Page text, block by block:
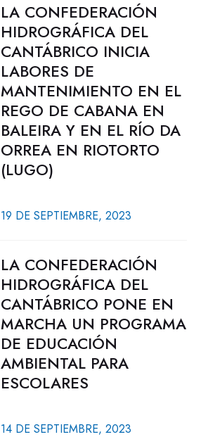
LA CONFEDERACIÓN
HIDROGRÁFICA DEL
CANTÁBRICO INICIA
LABORES DE
MANTENIMIENTO EN EL
REGO DE CABANA EN
BALEIRA Y EN EL RÍO DA
ORREA EN RIOTORTO
(LUGO)
19 DE SEPTIEMBRE, 2023
LA CONFEDERACIÓN
HIDROGRÁFICA DEL
CANTÁBRICO PONE EN
MARCHA UN PROGRAMA
DE EDUCACIÓN
AMBIENTAL PARA
ESCOLARES
14 DE SEPTIEMBRE, 2023